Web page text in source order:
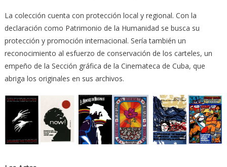
La colección cuenta con protección local y regional. Con la
declaración como Patrimonio de la Humanidad se busca su
protección y promoción internacional. Sería también un
reconocimiento al esfuerzo de conservación de los carteles, un
empeño de la Sección gráfica de la Cinemateca de Cuba, que
abriga los originales en sus archivos.